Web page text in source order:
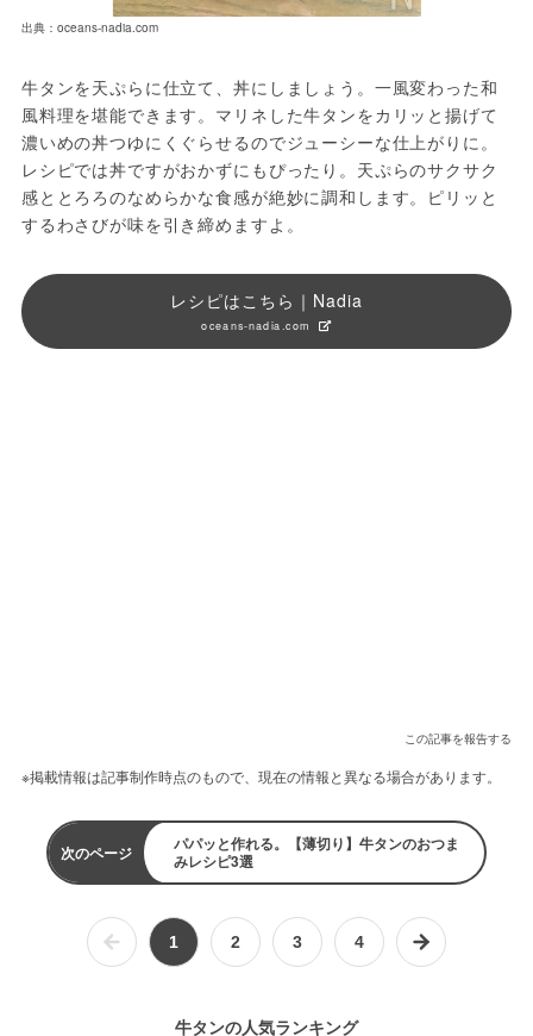
出典：oceans-nadia.com
牛タンを天ぷらに仕立て、丼にしましょう。一風変わった和
風料理を堪能できます。マリネした牛タンをカリッと揚げて
濃いめの丼つゆにくぐらせるのでジューシーな仕上がりに。
レシピでは丼ですがおかずにもぴったり。天ぷらのサクサク
感ととろろのなめらかな食感が絶妙に調和します。ピリッと
するわさびが味を引き締めますよ。
レシピはこちら｜Nadia
oceans-nadia.com
この記事を報告する
※掲載情報は記事制作時点のもので、現在の情報と異なる場合があります。
次のページ
パパッと作れる。【薄切り】牛タンのおつま
みレシピ3選
1 2 3 4
牛タンの人気ランキング